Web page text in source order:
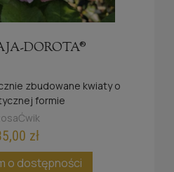
DOROTA®
zbudowane kwiaty o
formie
zł
o dostępności